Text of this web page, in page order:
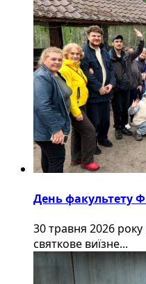
День факультету
30 травня 2026 року
святкове виїзне...